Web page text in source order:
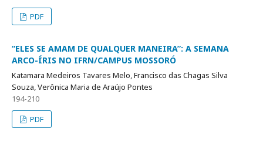
PDF
“ELES SE AMAM DE QUALQUER MANEIRA”: A SEMANA
ARCO-ÍRIS NO IFRN/CAMPUS MOSSORÓ
Katamara Medeiros Tavares Melo, Francisco das Chagas Silva
Souza, Verônica Maria de Araújo Pontes
194-210
PDF